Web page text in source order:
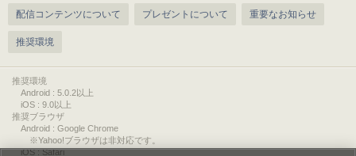
配信コンテンツについて プレゼントについて 重要なお知らせ
推奨環境
推奨環境
Android : 5.0.2以上
iOS : 9.0以上
推奨ブラウザ
Android : Google Chrome
※Yahoo!ブラウザは非対応です。
iOS : Safari